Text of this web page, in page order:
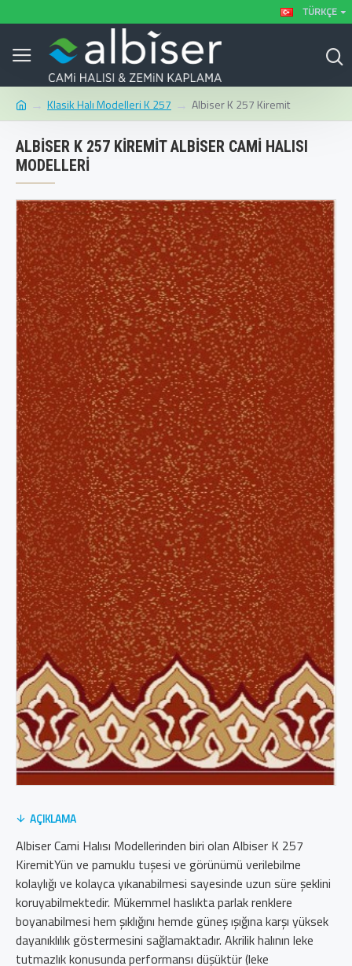
TÜRKÇE
Klasik Halı Modelleri K 257 Albiser K 257 Kiremit
ALBISER K 257 KIREMIT ALBISER CAMI HALISI
MODELLERI
AÇIKLAMA
Albiser Cami Halısı Modellerinden biri olan Albiser K 257
KiremitYün ve pamuklu tuşesi ve görünümü verilebilme
kolaylığı ve kolayca yıkanabilmesi sayesinde uzun süre şeklini
koruyabilmektedir. Mükemmel haslıkta parlak renklere
boyanabilmesi hem şıklığını hemde güneş ışığına karşı yüksek
dayanıklılık göstermesini sağlamaktadır. Akrilik halının leke
tutmazlık konusunda performansı düşüktür (leke